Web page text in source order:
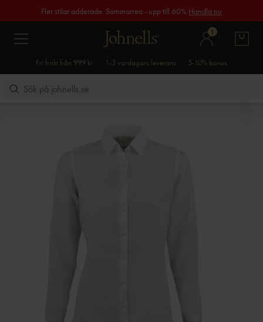
Fler stilar adderade. Sommarrea - upp till 60% Handla nu
1
Fri frakt från 999 kr 1-3 vardagars leverans 5-10% bonus